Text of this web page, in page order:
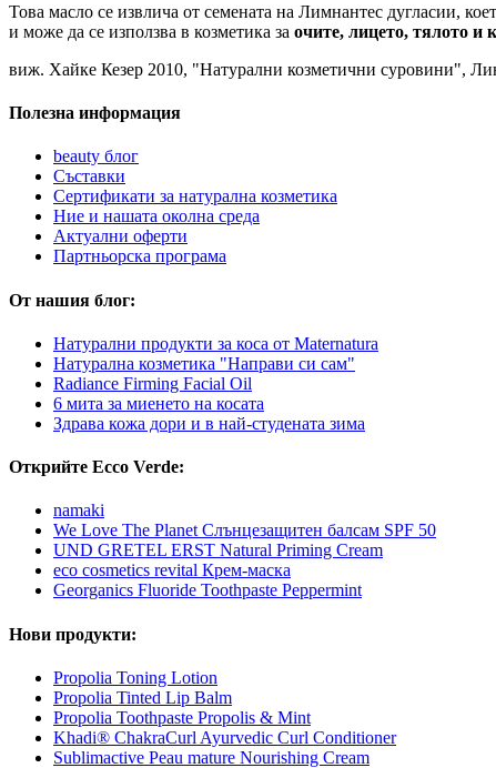
Това масло се извлича от семената на Лимнантес дугласии,
и може да се използва в козметика за очите, лицето, тялото и
виж. Хайке Кезер 2010, "Натурални козметични суровини",
Полезна информация
beauty блог
Съставки
Сертификати за натурална козметика
Ние и нашата околна среда
Актуални оферти
Партньорска програма
От нашия блог:
Натурални продукти за коса от Maternatura
Натурална козметика "Направи си сам"
Radiance Firming Facial Oil
6 мита за миенето на косата
Здрава кожа дори и в най-студената зима
Открийте Ecco Verde:
namaki
We Love The Planet Слънцезащитен балсам SPF 50
UND GRETEL ERST Natural Priming Cream
eco cosmetics revital Крем-маска
Georganics Fluoride Toothpaste Peppermint
Нови продукти:
Propolia Toning Lotion
Propolia Tinted Lip Balm
Propolia Toothpaste Propolis & Mint
Khadi® ChakraCurl Ayurvedic Curl Conditioner
Sublimactive Peau mature Nourishing Cream